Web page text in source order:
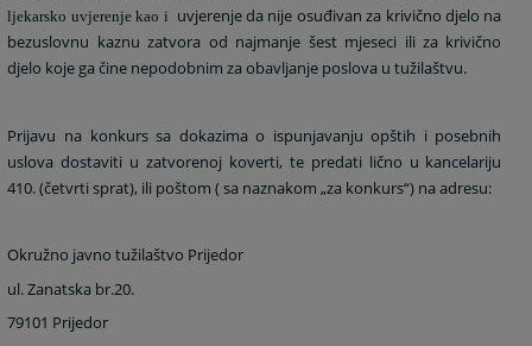
ljekarsko uvjerenje kao i
uvjerenje da nije osuđivan za krivično djelo na
bezuslovnu kaznu zatvora od najmanje šest mjeseci ili za krivično
djelo koje ga čine nepodobnim za obavljanje poslova u tužilaštvu.
Prijavu na konkurs sa dokazima o ispunjavanju opštih i posebnih
uslova dostaviti u zatvorenoj koverti, te predati lično u kancelariju
410. (četvrti sprat), ili poštom ( sa naznakom „za konkurs“) na adresu:
Okružno javno tužilaštvo Prijedor
ul. Zanatska br.20.
79101 Prijedor